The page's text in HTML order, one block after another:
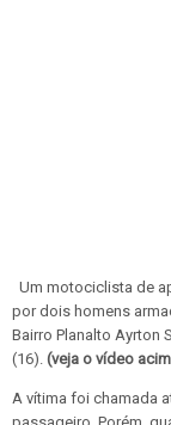
Um motociclista de
por dois homens
Bairro Planalto Ayrton
(16). (veja o vídeo
A vítima foi chamada